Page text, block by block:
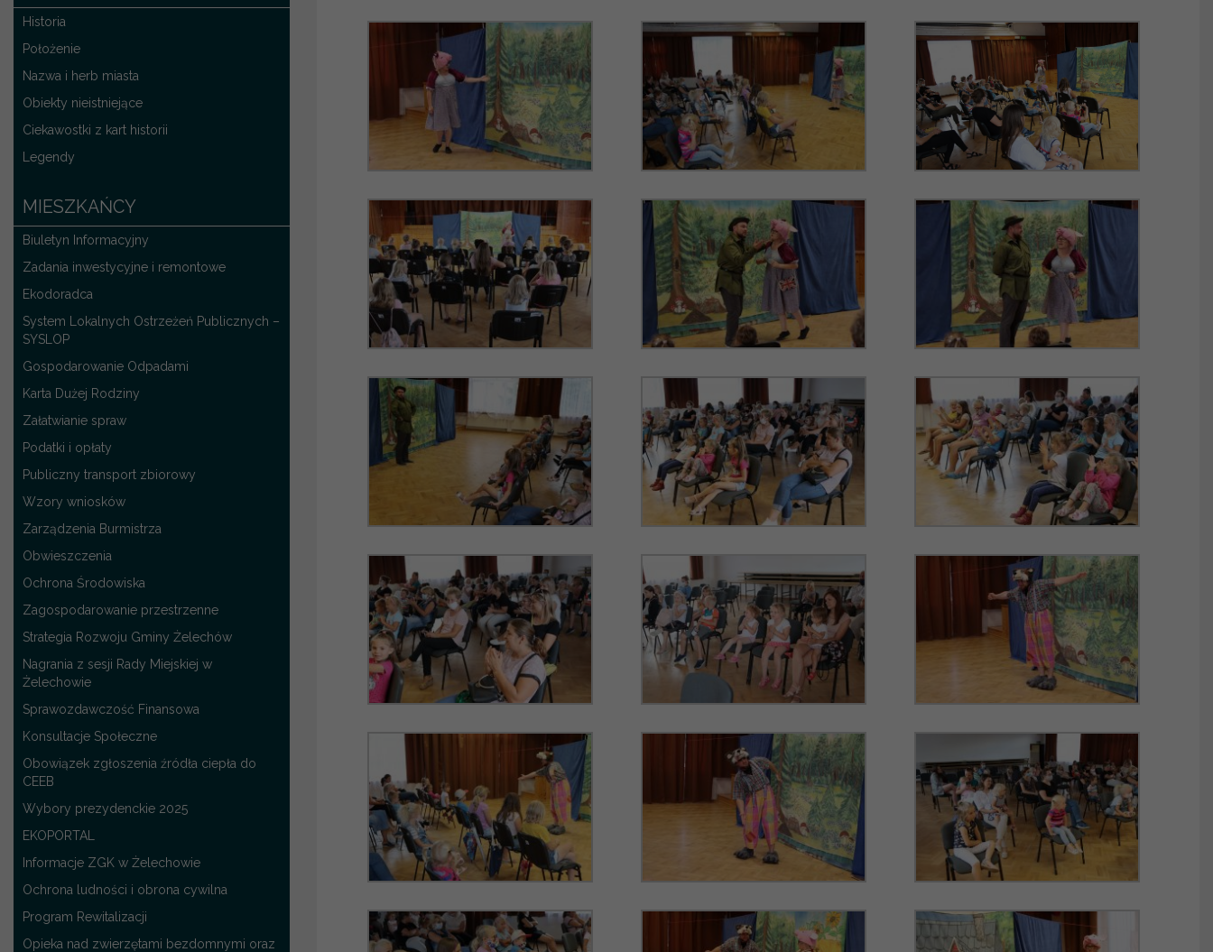
Historia
Położenie
Nazwa i herb miasta
Obiekty nieistniejące
Ciekawostki z kart historii
Legendy
MIESZKAŃCY
Biuletyn Informacyjny
Zadania inwestycyjne i remontowe
Ekodoradca
System Lokalnych Ostrzeżeń Publicznych –
SYSLOP
Gospodarowanie Odpadami
Karta Dużej Rodziny
Załatwianie spraw
Podatki i opłaty
Publiczny transport zbiorowy
Wzory wniosków
Zarządzenia Burmistrza
Obwieszczenia
Ochrona Środowiska
Zagospodarowanie przestrzenne
Strategia Rozwoju Gminy Żelechów
Nagrania z sesji Rady Miejskiej w
Żelechowie
Sprawozdawczość Finansowa
Konsultacje Społeczne
Obowiązek zgłoszenia źródła ciepła do
CEEB
Wybory prezydenckie 2025
EKOPORTAL
Informacje ZGK w Żelechowie
Ochrona ludności i obrona cywilna
Program Rewitalizacji
Opieka nad zwierzętami bezdomnymi oraz